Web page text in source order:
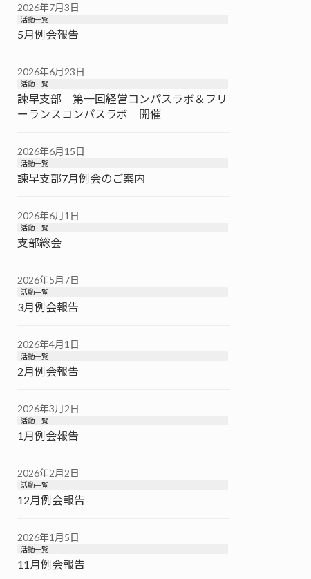
2026年7月3日
活動一覧
5月例会報告
2026年6月23日
活動一覧
諫早支部 第一回経営コンパスラボ＆フリ
ーランスコンパスラボ 開催
2026年6月15日
活動一覧
諫早支部7月例会のご案内
2026年6月1日
活動一覧
支部総会
2026年5月7日
活動一覧
3月例会報告
2026年4月1日
活動一覧
2月例会報告
2026年3月2日
活動一覧
1月例会報告
2026年2月2日
活動一覧
12月例会報告
2026年1月5日
活動一覧
11月例会報告